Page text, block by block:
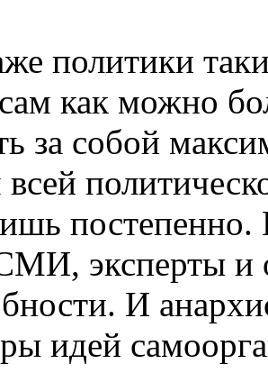
политики
как можно
за собой
постепенно.
эксперты и
И
идей